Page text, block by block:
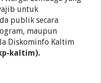
untuk
publik secara
maupun
Diskominfo Kaltim
kaltim).